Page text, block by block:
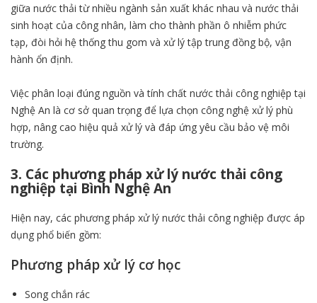
giữa nước thải từ nhiều ngành sản xuất khác nhau và nước thải
sinh hoạt của công nhân, làm cho thành phần ô nhiễm phức
tạp, đòi hỏi hệ thống thu gom và xử lý tập trung đồng bộ, vận
hành ổn định.
Việc phân loại đúng nguồn và tính chất nước thải công nghiệp tại
Nghệ An là cơ sở quan trọng để lựa chọn công nghệ xử lý phù
hợp, nâng cao hiệu quả xử lý và đáp ứng yêu cầu bảo vệ môi
trường.
3. Các phương pháp xử lý nước thải công
nghiệp tại Bình Nghệ An
Hiện nay, các phương pháp xử lý nước thải công nghiệp được áp
dụng phổ biến gồm:
Phương pháp xử lý cơ học
Song chắn rác